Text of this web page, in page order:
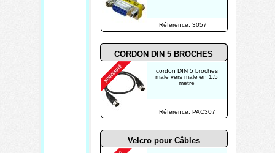
CORDON DIN 5 BROCHES
Réference: PAC307
Réference: 3057
cordon DIN 5 broches
male vers male en 1.5
metre
Velcro pour Câbles